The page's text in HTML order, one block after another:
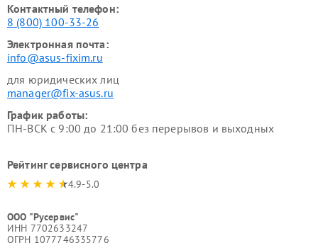
Контактный телефон:
8 (800) 100-33-26
Электронная почта:
info@asus-fixim.ru
для юридических лиц
manager@fix-asus.ru
График работы:
ПН-ВСК с 9:00 до 21:00 без перерывов и выходных
Рейтинг сервисного центра
4.9-5.0
ООО "Русервис"
ИНН 7702633247
ОГРН 1077746335776